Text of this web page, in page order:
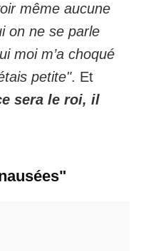
même aucune
on ne se parle
moi m’a choqué
petite". Et
sera le roi, il